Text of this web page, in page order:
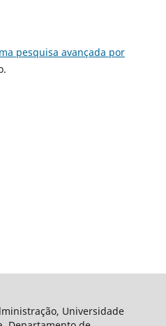
pesquisa avançada por
Universidade